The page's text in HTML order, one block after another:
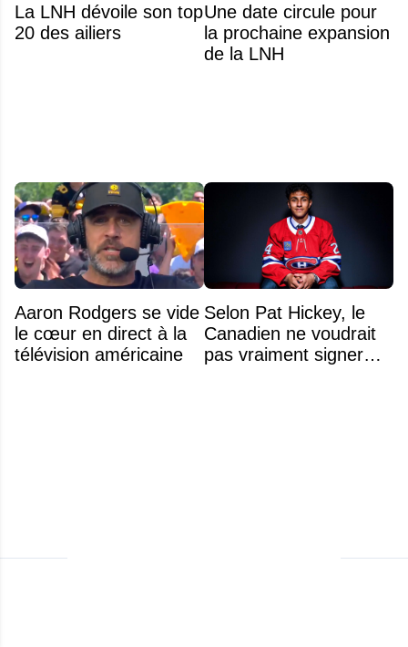
La LNH dévoile son top
20 des ailiers
Une date circule pour
la prochaine expansion
de la LNH
Aaron Rodgers se vide
le cœur en direct à la
télévision américaine
Selon Pat Hickey, le
Canadien ne voudrait
pas vraiment signer